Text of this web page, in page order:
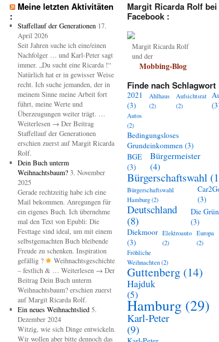
Meine letzten Aktivitäten
:
Staffellauf der Generationen 17.
April 2026
Seit Jahren suche ich eine/einen
Nachfolger … und Karl-Peter sagt
immer. „Du sucht eine Ricarda !“
Natürlich hat er in gewisser Weise
recht. Ich suche jemanden, der in
meinem Sinne meine Arbeit fort
führt, meine Werte und
Überzeugungen weiter trägt. …
Weiterlesen → Der Beitrag
Staffellauf der Generationen
erschien zuerst auf Margit Ricarda
Rolf.
Dein Buch unterm
Weihnachtsbaum? 3. November
2025
Gerade rechtzeitig habe ich eine
Mail bekommen. Anregungen für
ein eigenes Buch. Ich übernehme
mal den Text von Epubli: Die
Festtage sind ideal, um mit einem
selbstgemachten Buch bleibende
Freude zu schenken. Inspiration
gefällig ?
Weihnachtsgeschichte
– festlich & … Weiterlesen → Der
Beitrag Dein Buch unterm
Weihnachtsbaum? erschien zuerst
auf Margit Ricarda Rolf.
Ein neues Weihnachtslied 5.
Dezember 2024
Witzig, wie sich Dinge entwickeln.
Wir wollen aber bitte dennoch das
Margit Ricarda Rolf bei
Facebook :
Margit Ricarda Rolf
und der
Mobbing-Blog
Finde nach Schlagwort
2021
(3)
Ahlhaus
(2)
Aufsichtsrat
(2)
Autos
(2)
Bedingungsloses
Grundeinkommen (3)
BGE
(3)
Bürgermeister
(4)
Bürgerschaftswahl
Bürgerschaftswahl
Hamburg(2)
(3)
Deutschland
(8)
Die
(3)
Diekmoor
(3)
Elektroauto
(2)
Europa
(2)
Fröhliche
Weihnachten(2)
Guttenberg (14)
Hajduk
(5)
Hamburg (29)
Karl-Peter
(9)